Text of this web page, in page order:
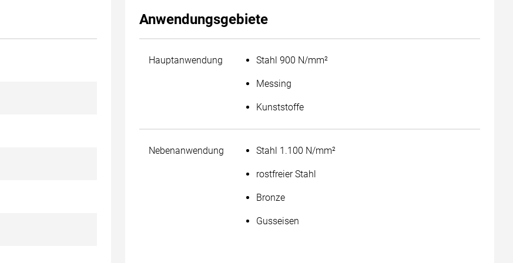
Anwendungsgebiete
Hauptanwendung Stahl 900 N/mm²
Messing
Kunststoffe
Nebenanwendung Stahl 1.100 N/mm²
rostfreier Stahl
Bronze
Gusseisen